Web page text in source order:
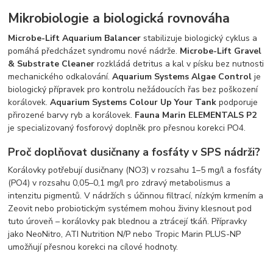
Mikrobiologie a biologická rovnováha
Microbe-Lift Aquarium Balancer stabilizuje biologický cyklus a
pomáhá předcházet syndromu nové nádrže. Microbe-Lift Gravel
& Substrate Cleaner rozkládá detritus a kal v písku bez nutnosti
mechanického odkalování.Aquarium Systems Algae Control je
biologický přípravek pro kontrolu nežádoucích řas bez poškození
korálovek.Aquarium Systems Colour Up Your Tank podporuje
přirozené barvy ryb a korálovek. Fauna Marin ELEMENTALS P2
je specializovaný fosforový doplněk pro přesnou korekci PO4.
Proč doplňovat dusičnany a fosfáty v SPS nádrži?
Korálovky potřebují dusičnany (NO3) v rozsahu 1–5 mg/l a fosfáty
(PO4) v rozsahu 0,05–0,1 mg/l pro zdravý metabolismus a
intenzitu pigmentů. V nádržích s účinnou filtrací, nízkým krmením a
Zeovit nebo probiotickým systémem mohou živiny klesnout pod
tuto úroveň – korálovky pak blednou a ztrácejí tkáň. Přípravky
jako NeoNitro, ATI Nutrition N/P nebo Tropic Marin PLUS-NP
umožňují přesnou korekci na cílové hodnoty.